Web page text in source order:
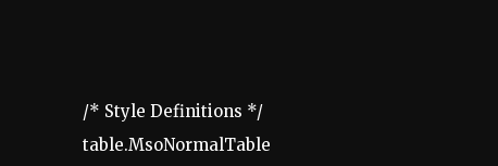
/* Style Definitions */
table.MsoNormalTable